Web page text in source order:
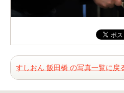
すしおん 飯田橋 の写真一覧に戻